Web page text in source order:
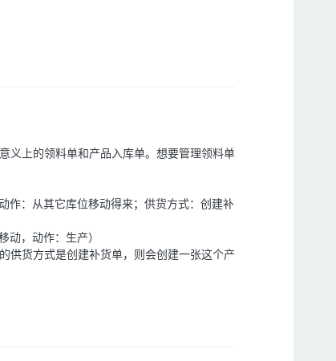
义上的领料单和产品入库单。想要管理领料单
作：从其它库位移动得来；供货方式：创建补
，动作：生产）
供货方式是创建补货单，则会创建一张这个产